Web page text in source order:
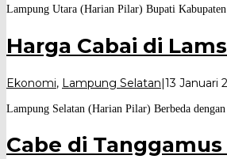
Lampung Utara (Harian Pilar) Bupati
Harga Cabai di
Ekonomi, Lampung Selatan|13 Januari
Lampung Selatan (Harian Pilar) Berbeda
Cabe di